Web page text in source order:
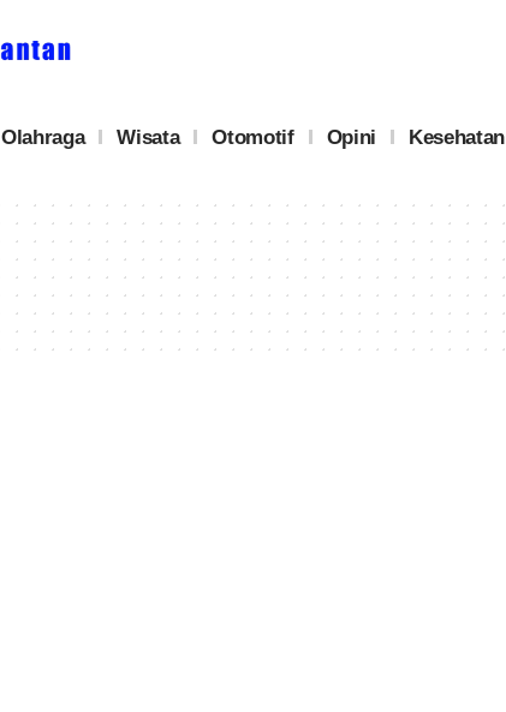
Olahraga Wisata Otomotif Opini Kesehatan